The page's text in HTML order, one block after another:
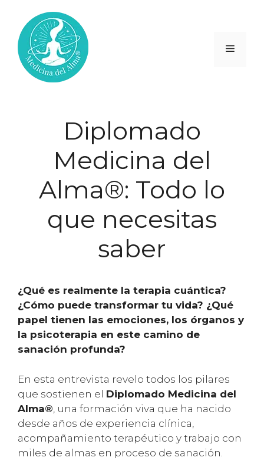
contenido
Menú
Diplomado
Medicina del
Alma®: Todo lo
que necesitas
saber
¿Qué es realmente la terapia cuántica?
¿Cómo puede transformar tu vida? ¿Qué
papel tienen las emociones, los órganos y
la psicoterapia en este camino de
sanación profunda?
En esta entrevista revelo todos los pilares
que sostienen el Diplomado Medicina del
Alma® , una formación viva que ha nacido
desde años de experiencia clínica,
acompañamiento terapéutico y trabajo con
miles de almas en proceso de sanación.